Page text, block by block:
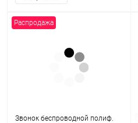
Распродажа
Звонок беспроводной полиф.